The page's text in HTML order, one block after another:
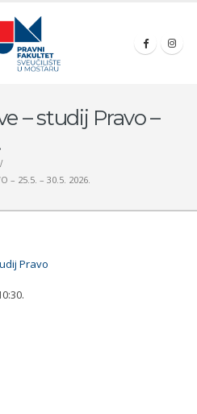
– studij Pravo –
– 25.5. – 30.5. 2026.
Pravo